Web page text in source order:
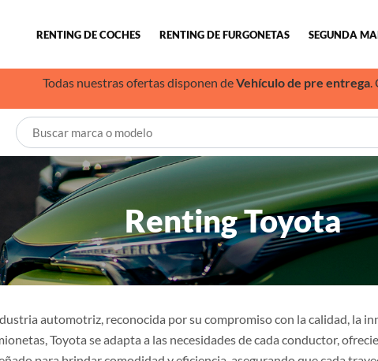
RENTING DE COCHES RENTING DE FURGONETAS SEGUNDA
Todas nuestras ofertas disponen deVehículo de pre entrega.
Renting Toyota
automotriz, reconocida por su compromiso con la calidad, la
Toyota se adapta a las necesidades de cada conductor,